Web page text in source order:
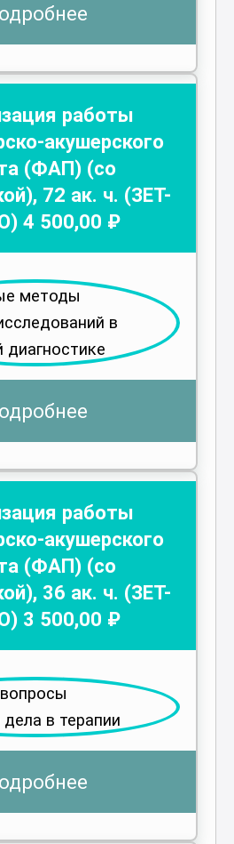
работы
акушерского
(ФАП) (со
, 72 ак. ч. (ЗЕТ-
4 500,00 ₽
работы
акушерского
(ФАП) (со
, 36 ак. ч. (ЗЕТ-
3 500,00 ₽